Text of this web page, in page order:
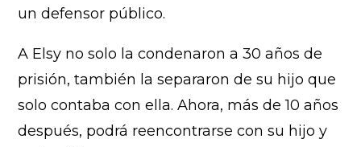
un defensor público.
A Elsy no solo la condenaron a 30 años de
prisión, también la separaron de su hijo que
solo contaba con ella. Ahora, más de 10 años
después, podrá reencontrarse con su hijo y